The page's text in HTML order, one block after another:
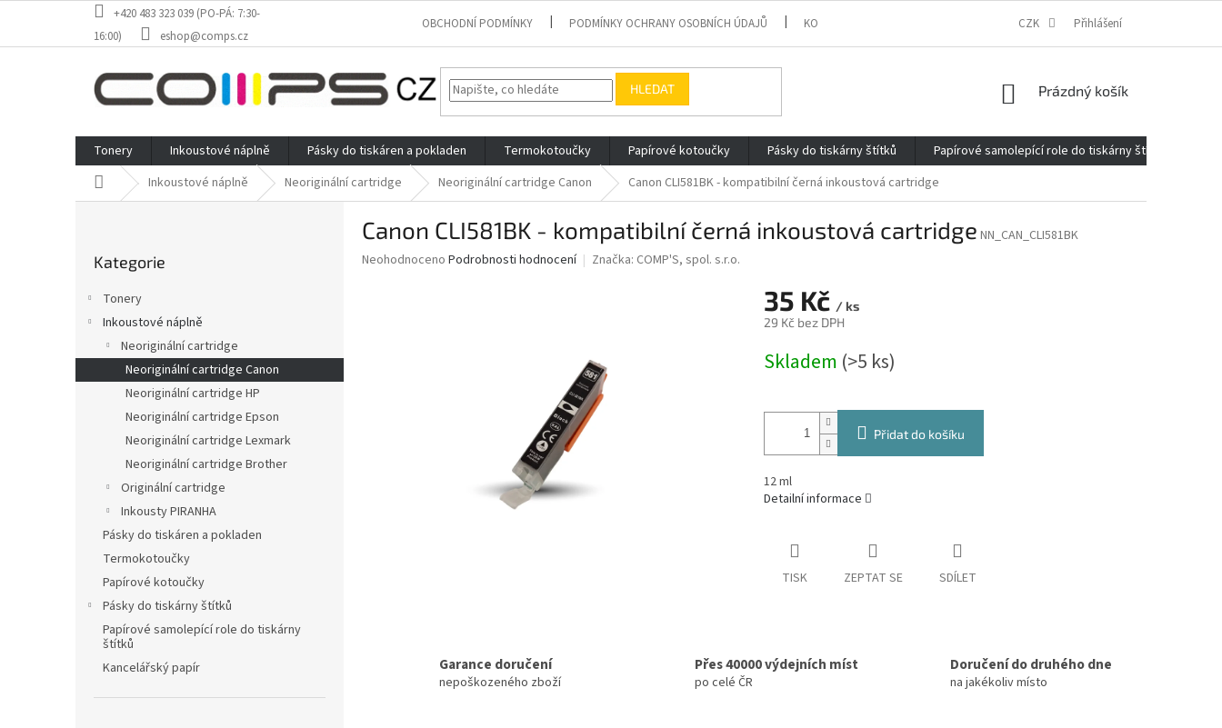
obsah
+420 483 323 039 (PO-PÁ: 7:30-
16:00)
eshop@comps.cz
OBCHODNÍ PODMÍNKY PODMÍNKY OCHRANY OSOBNÍCH ÚDAJŮ KONTAKTY REKLAMACE ELEKTROMOBILITA 2020
CZK Přihlášení
HLEDAT
NÁKUPNÍ
Prázdný košík
Tonery Inkoustové náplně Pásky do tiskáren a pokladen Termokotoučky Papírové kotoučky Pásky do tiskárny štítků Papírové samolepící role do tiskárny štítků
Domů Inkoustové náplně Neoriginální cartridge Neoriginální cartridge Canon Canon CLI581BK - kompatibilní černá inkoustová cartridge
kategorie
Kategorie
Tonery
Inkoustové náplně
Neoriginální cartridge
Neoriginální cartridge Canon
Neoriginální cartridge HP
Neoriginální cartridge Epson
Neoriginální cartridge Lexmark
Neoriginální cartridge Brother
Originální cartridge
Inkousty PIRANHA
Pásky do tiskáren a pokladen
Termokotoučky
Papírové kotoučky
Pásky do tiskárny štítků
Papírové samolepící role do tiskárny
štítků
Kancelářský papír
Canon CLI581BK - kompatibilní černá inkoustová cartridge NN_CAN_CLI581BK
Průměrné
Neohodnoceno Podrobnosti hodnocení Značka: COMP'S, spol. s.r.o.
35 Kč / ks
29 Kč bez DPH
cena:
Skladem (>5 ks)
Přidat do košíku
12 ml
Detailní informace
TISK ZEPTAT SE SDÍLET
Garance doručení
nepoškozeného zboží
Přes 40000 výdejních míst
po celé ČR
Doručení do druhého dne
na jakékoliv místo